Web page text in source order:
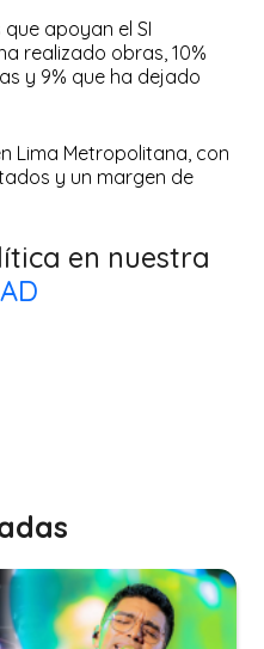
apoyan el SI
realizado obras, 10%
y 9% que ha dejado
Lima Metropolitana, con
y un margen de
en nuestra